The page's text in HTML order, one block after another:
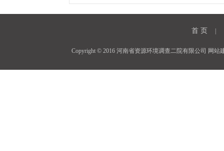
首 页
Copyright © 2016 河南省资源环境调查二院有限公司 网站